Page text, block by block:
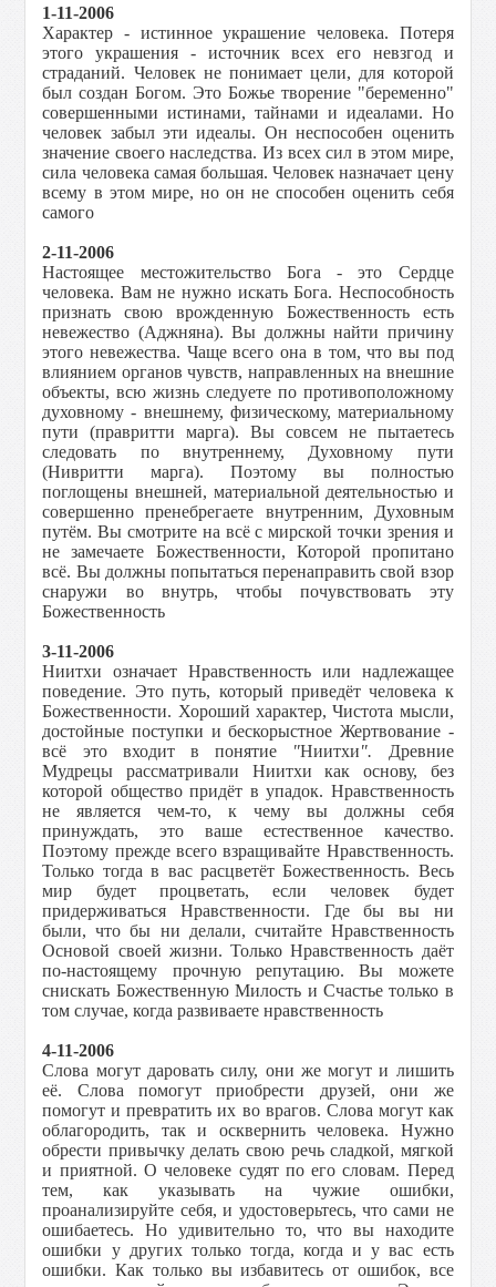
1-11-2006
Характер - истинное украшение человека. Потеря
этого украшения - источник всех его невзгод и
страданий. Человек не понимает цели, для которой
был создан Богом. Это Божье творение "беременно"
совершенными истинами, тайнами и идеалами. Но
человек забыл эти идеалы. Он неспособен оценить
значение своего наследства. Из всех сил в этом мире,
сила человека самая большая. Человек назначает цену
всему в этом мире, но он не способен оценить себя
самого
2-11-2006
Настоящее местожительство Бога - это Сердце
человека. Вам не нужно искать Бога. Неспособность
признать свою врожденную Божественность есть
невежество (Аджняна). Вы должны найти причину
этого невежества. Чаще всего она в том, что вы под
влиянием органов чувств, направленных на внешние
объекты, всю жизнь следуете по противоположному
духовному - внешнему, физическому, материальному
пути (правритти марга). Вы совсем не пытаетесь
следовать по внутреннему, Духовному пути
(Нивритти марга). Поэтому вы полностью
поглощены внешней, материальной деятельностью и
совершенно пренебрегаете внутренним, Духовным
путём. Вы смотрите на всё с мирской точки зрения и
не замечаете Божественности, Которой пропитано
всё. Вы должны попытаться перенаправить свой взор
снаружи во внутрь, чтобы почувствовать эту
Божественность
3-11-2006
Ниитхи означает Нравственность или надлежащее
поведение. Это путь, который приведёт человека к
Божественности. Хороший характер, Чистота мысли,
достойные поступки и бескорыстное Жертвование -
всё это входит в понятие "Ниитхи". Древние
Мудрецы рассматривали Ниитхи как основу, без
которой общество придёт в упадок. Нравственность
не является чем-то, к чему вы должны себя
принуждать, это ваше естественное качество.
Поэтому прежде всего взращивайте Нравственность.
Только тогда в вас расцветёт Божественность. Весь
мир будет процветать, если человек будет
придерживаться Нравственности. Где бы вы ни
были, что бы ни делали, считайте Нравственность
Основой своей жизни. Только Нравственность даёт
по-настоящему прочную репутацию. Вы можете
снискать Божественную Милость и Счастье только в
том случае, когда развиваете нравственность
4-11-2006
Слова могут даровать силу, они же могут и лишить
её. Слова помогут приобрести друзей, они же
помогут и превратить их во врагов. Слова могут как
облагородить, так и осквернить человека. Нужно
обрести привычку делать свою речь сладкой, мягкой
и приятной. О человеке судят по его словам. Перед
тем, как указывать на чужие ошибки,
проанализируйте себя, и удостоверьтесь, что сами не
ошибаетесь. Но удивительно то, что вы находите
ошибки у других только тогда, когда и у вас есть
ошибки. Как только вы избавитесь от ошибок, все